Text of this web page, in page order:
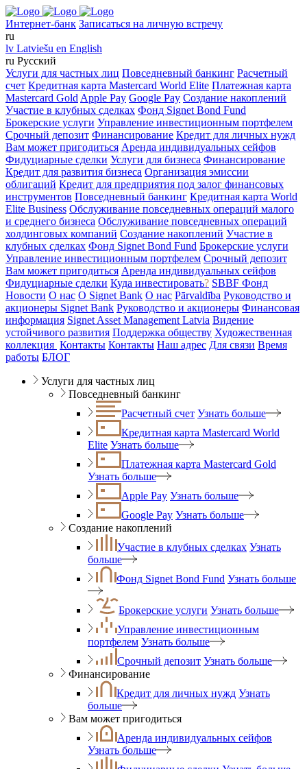
Интернет-банк Записаться на личную встречу
ru
lv Latviešu en English
ru Русский
Услуги для частных лиц Повседневный банкинг Расчетный
счет Кредитная карта Mastercard World Elite Платежная карта
Mastercard Gold Apple Pay Google Pay Создание накоплений
Участие в клубных сделках Фонд Signet Bond Fund
Брокерские услуги Управление инвестиционным портфелем
Срочный депозит Финансирование Кредит для личных нужд
Вам может пригодиться Аренда индивидуальных сейфов
Фидуциарные сделки Услуги для бизнеса Финансирование
Кредит для развития бизнеса Организация эмиссии
облигаций Кредит для предприятия под залог финансовых
инструментов Повседневный банкинг Кредитная карта World
Elite Business Обслуживание повседневных операций малого
и среднего бизнеса Обслуживание повседневных операций
холдинговых компаний Создание накоплений Участие в
клубных сделках Фонд Signet Bond Fund Брокерские услуги
Управление инвестиционным портфелем Срочный депозит
Вам может пригодиться Аренда индивидуальных сейфов
Фидуциарные сделки Куда инвестировать? SBBF Фонд
Новости О нас O Signet Bank О нас Pārvaldība Руководство и
акционеры Signet Bank Руководство и акционеры Финансовая
информация Signet Asset Management Latvia Видение
устойчивого развития Поддержка обществу Художественная
коллекция Контакты Контакты Наш адрес Для связи Время
работы БЛОГ
Услуги для частных лиц
Повседневный банкинг
Расчетный счет Узнать больше
Кредитная карта Mastercard World
Elite Узнать больше
Платежная карта Mastercard Gold
Узнать больше
Apple Pay Узнать больше
Google Pay Узнать больше
Создание накоплений
Участие в клубных сделках Узнать
больше
Фонд Signet Bond Fund Узнать больше
Брокерские услуги Узнать больше
Управление инвестиционным
портфелем Узнать больше
Срочный депозит Узнать больше
Финансирование
Кредит для личных нужд Узнать
больше
Вам может пригодиться
Аренда индивидуальных сейфов
Узнать больше